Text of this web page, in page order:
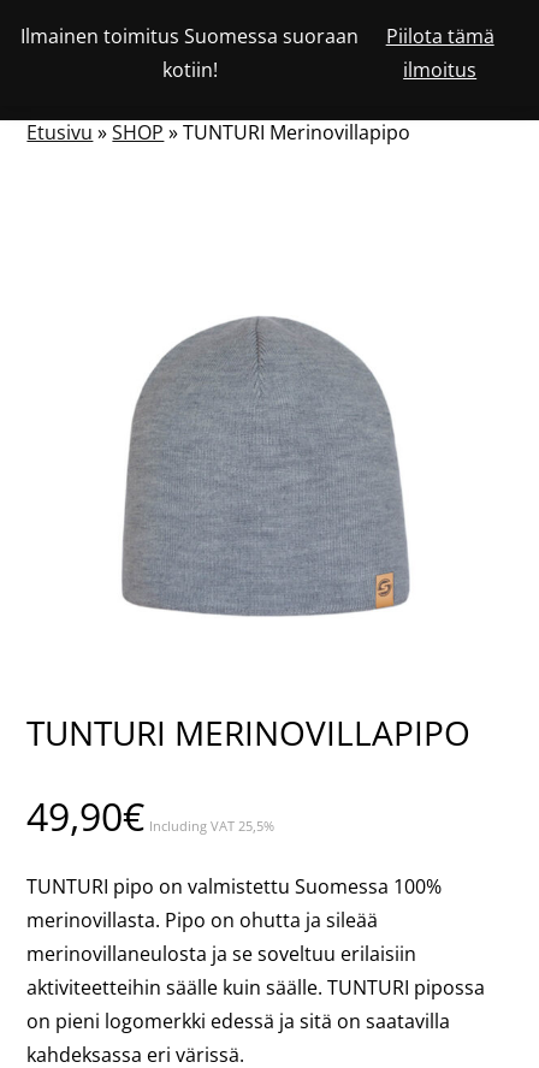
Ilmainen toimitus Suomessa suoraan
kotiin!
Piilota tämä
ilmoitus
Siirry
asiakastiliäsi
OSTOSKORISSA
NÄYTÄ
Etusivu »SHOP »TUNTURI Merinovillapipo
TUNTURI MERINOVILLAPIPO
49,90€ Including VAT 25,5%
TUNTURI pipo on valmistettu Suomessa 100%
merinovillasta. Pipo on ohutta ja sileää
merinovillaneulosta ja se soveltuu erilaisiin
aktiviteetteihin säälle kuin säälle. TUNTURI pipossa
on pieni logomerkki edessä ja sitä on saatavilla
kahdeksassa eri värissä.